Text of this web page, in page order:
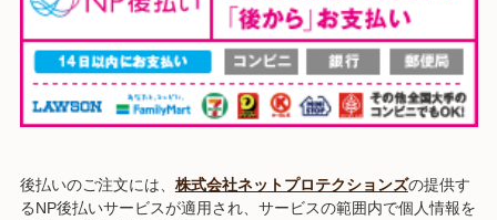
後払いのご注文には、 株式会社ネットプロテクションズの提供す
るNP後払いサービスが適用され、サービスの範囲内で個人情報を